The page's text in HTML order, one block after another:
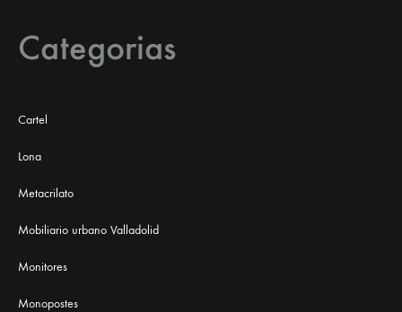
Categorias
Cartel
Lona
Metacrilato
Mobiliario urbano Valladolid
Monitores
Monopostes